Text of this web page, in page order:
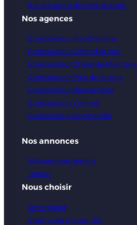
Sur élévation de votre maison
Nos agences
Constructeur Ille-et-Vilaine
Constructeur Côtes d’Armor
Constructeur Charente-Maritime
Constructeur Pays de la Loire
Constructeur dans le Nord
Constructeur Yvelines
Constructeur Normandie
Nos annonces
Maisons avec terrain
Terrain
Nous choisir
Votre projet
Créer votre maison 3D